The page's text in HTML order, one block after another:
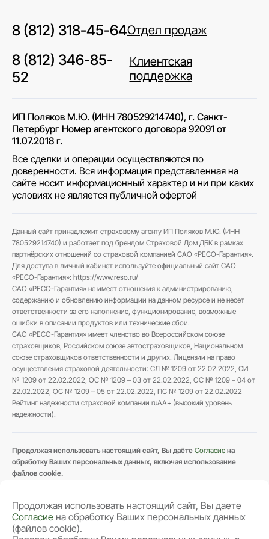
позволяет компенсировать ущерб, причиненный
другим участникам дорожного движения в случае
ДТП.
Без действующего полиса ОСАГО эксплуатация
автомобиля запрещена. Однако современное
Преимущества оформления ОСАГО онлайн
Многие клиенты сегодня предпочитают оформлять
ОСАГО онлайн. Это позволяет существенно
сэкономить время и получить электронный полис
всего за несколько минут.
Преимущества онлайн-оформления ОСАГО:
быстрое заполнение заявки;
получение полиса на электронную почту;
возможность продления онлайн;
сохранение страховой истории;
доступ к полису в любое время.
Электронный полис ОСАГО имеет такую же
юридическую силу, как и бумажный вариант.
От чего зависит стоимость ОСАГО
Стоимость ОСАГО рассчитывается индивидуально и
зависит от нескольких факторов:
региона регистрации автомобиля;
мощности двигателя;
возраста водителя;
коэффициента бонус-малус;
Аккуратные водители с безаварийной историей могут
существенно снизить стоимость страхования.
8 (812) 318-45-64Отдел продаж
8 (812) 346-85-
52
Клиентская
поддержка
ИП Поляков М.Ю. (ИНН 780529214740), г. Санкт-
Петербург Номер агентского договора 92091 от
11.07.2018 г.
Все сделки и операции осуществляются по
доверенности. Вся информация представленная на
сайте носит информационный характер и ни при каких
условиях не является публичной офертой
Данный сайт принадлежит страховому агенту ИП Поляков М.Ю. (ИНН
780529214740) и работает под брендом Страховой Дом ДБК в рамках
партнёрских отношений со страховой компанией САО «РЕСО-Гарантия».
Для доступа в личный кабинет используйте официальный сайт САО
«РЕСО-Гарантия»: https://www.reso.ru/
САО «РЕСО-Гарантия» не имеет отношения к администрированию,
содержанию и обновлению информации на данном ресурсе и не несет
ответственности за его наполнение, функционирование, возможные
ошибки в описании продуктов или технические сбои.
САО «РЕСО-Гарантия» имеет членство во Всероссийском союзе
страховщиков, Российском союзе автостраховщиков, Национальном
союзе страховщиков ответственности и других. Лицензии на право
осуществления страховой деятельности: СЛ № 1209 от 22.02.2022, СИ
№ 1209 от 22.02.2022, ОС № 1209 – 03 от 22.02.2022, ОС № 1209 – 04 от
22.02.2022, ОС № 1209 – 05 от 22.02.2022, ПС № 1209 от 22.02.2022
Рейтинг надежности страховой компании ruAA+ (высокий уровень
надежности).
Продолжая использовать настоящий сайт, Вы даёте Согласие на
обработку Ваших персональных данных, включая использование
файлов cookie.
данных.
Информация, размещённая на сайте,не является публичной офертой,
определяемой положениями статьи 437 Гражданского кодекса
Продолжая использовать настоящий сайт, Вы даете
Согласие на обработку Ваших персональных данных
(файлов cookie).